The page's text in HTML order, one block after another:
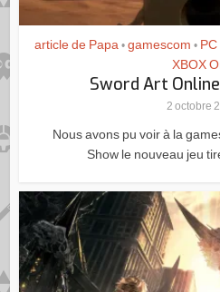
article de Papa • gamescom • PC
XBOX
Sword Art
2 octobre
Nous avons pu voir à la
Show le nouveau jeu